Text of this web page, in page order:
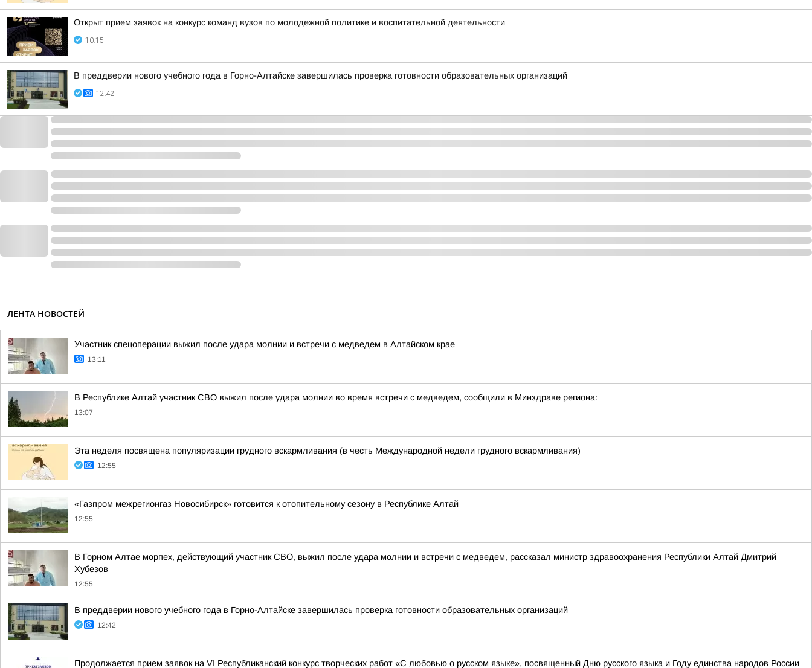
Открыт прием заявок на конкурс команд вузов по молодежной политике и воспитательной деятельности
10:15
В преддверии нового учебного года в Горно-Алтайске завершилась проверка готовности образовательных организаций
12:42
ЛЕНТА НОВОСТЕЙ
Участник спецоперации выжил после удара молнии и встречи с медведем в Алтайском крае
13:11
В Республике Алтай участник СВО выжил после удара молнии во время встречи с медведем, сообщили в Минздраве региона:
13:07
Эта неделя посвящена популяризации грудного вскармливания (в честь Международной недели грудного вскармливания)
12:55
«Газпром межрегионгаз Новосибирск» готовится к отопительному сезону в Республике Алтай
12:55
В Горном Алтае морпех, действующий участник СВО, выжил после удара молнии и встречи с медведем, рассказал министр здравоохранения Республики Алтай Дмитрий
Хубезов
12:55
В преддверии нового учебного года в Горно-Алтайске завершилась проверка готовности образовательных организаций
12:42
Продолжается прием заявок на VI Республиканский конкурс творческих работ «С любовью о русском языке», посвященный Дню русского языка и Году единства народов России